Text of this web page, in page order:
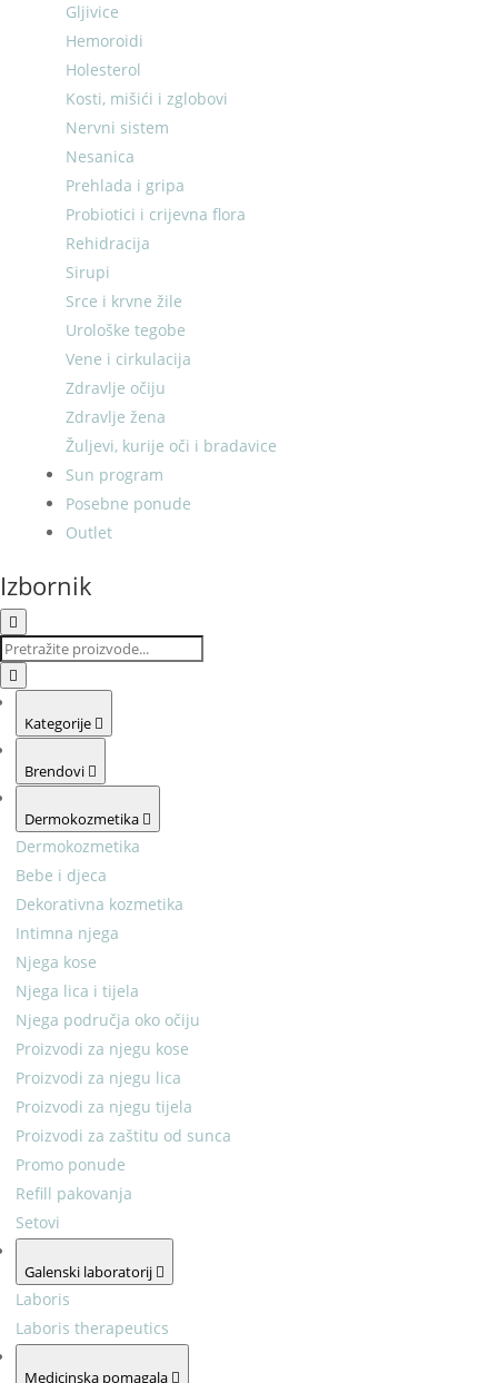
Gljivice
Hemoroidi
Holesterol
Kosti, mišići i zglobovi
Nervni sistem
Nesanica
Prehlada i gripa
Probiotici i crijevna flora
Rehidracija
Sirupi
Srce i krvne žile
Urološke tegobe
Vene i cirkulacija
Zdravlje očiju
Zdravlje žena
Žuljevi, kurije oči i bradavice
Sun program
Posebne ponude
Outlet
Izbornik
Kategorije
Brendovi
Dermokozmetika
Dermokozmetika
Bebe i djeca
Dekorativna kozmetika
Intimna njega
Njega kose
Njega lica i tijela
Njega područja oko očiju
Proizvodi za njegu kose
Proizvodi za njegu lica
Proizvodi za njegu tijela
Proizvodi za zaštitu od sunca
Promo ponude
Refill pakovanja
Setovi
Galenski laboratorij
Laboris
Laboris therapeutics
Medicinska pomagala